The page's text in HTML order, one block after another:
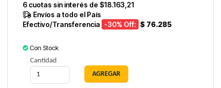
6 cuotas sin interés de $18.163,21
Envíos a todo el País
Efectivo/Transferencia -30% Off: $ 76.285
Con Stock
Cantidad